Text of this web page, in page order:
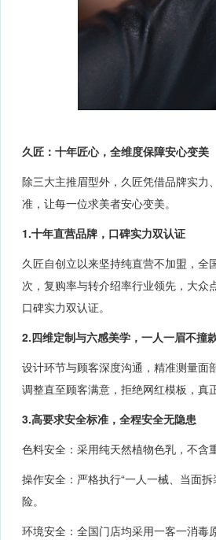
久匠：十年匠心，全维度保障安心变美
除三大主推眉型外，久匠凭借品牌实力、
准，让每一位求美者安心变美。
1.十年直营品牌，口碑实力双认证
久匠自创立以来坚持纯直营不加盟，全
次，复购率与转介绍率行业领先，大
口碑实力双认证。
2.四维定制与六感美学， 一人一眉不撞
设计环节与顾客深度沟通， 精准测量面
调整直至顾客满意，拒绝网红模板，真
3.高要求安全标准，全程安全无隐患
色料安全：采用纯天然植物色乳，不含
操作安全：严格执行“一人一械、当面拆
险。
环境安全：全国门店均采用一客一消毒